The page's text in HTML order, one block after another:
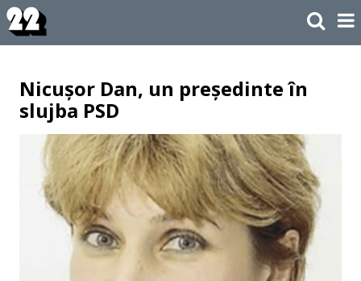
Nicușor Dan, un președinte în
slujba PSD